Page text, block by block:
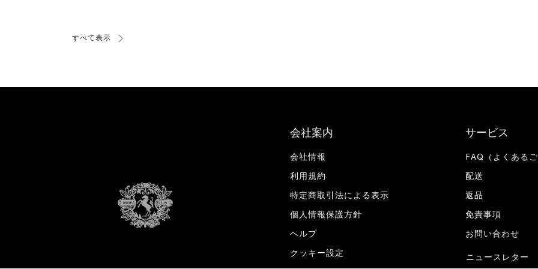
すべて表示
会社案内
会社情報
利用規約
特定商取引法による表示
個人情報保護方針
ヘルプ
クッキー設定
サービス
FAQ（よくある
配送
返品
免責事項
お問い合わせ
ニュースレター